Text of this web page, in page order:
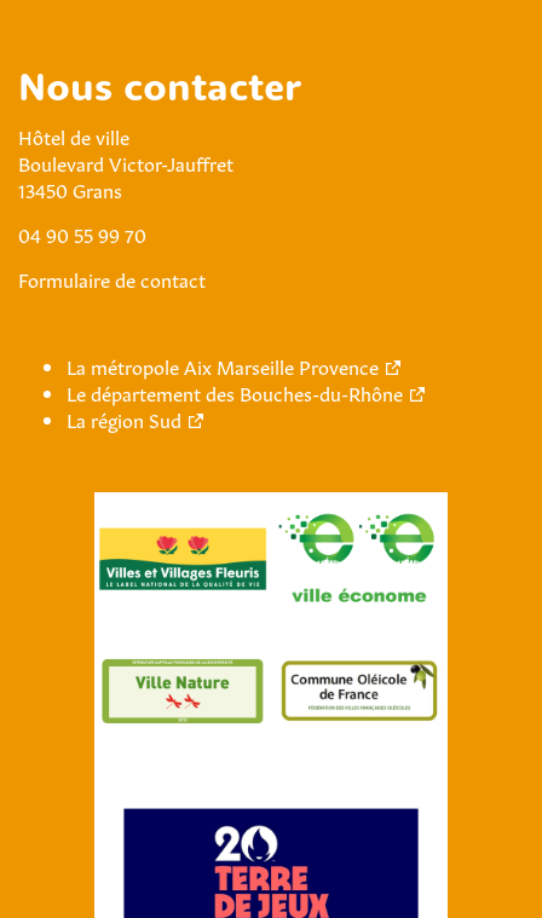
Nous contacter
Hôtel de ville
Boulevard Victor-Jauffret
13450 Grans
04 90 55 99 70
Formulaire de contact
La métropole Aix Marseille Provence
Le département des Bouches-du-Rhône
La région Sud